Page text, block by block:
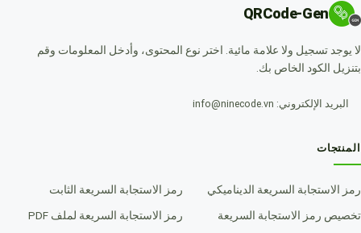
QRCode-Gen
لا يوجد تسجيل ولا علامة مائية. اختر نوع المحتوى، وأدخل المعلومات وقم
بتنزيل الكود الخاص بك.
البريد الإلكتروني: info@ninecode.vn
المنتجات
رمز الاستجابة السريعة الديناميكي
رمز الاستجابة السريعة الثابت
تخصيص رمز الاستجابة السريعة
رمز الاستجابة السريعة لملف PDF